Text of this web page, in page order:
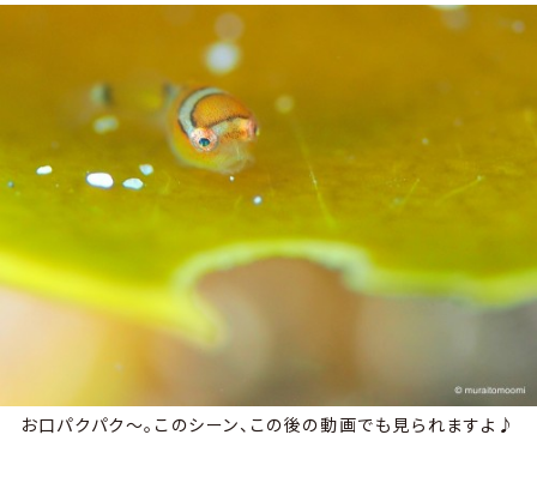
お口パクパク～。このシーン、この後の動画でも見られますよ♪